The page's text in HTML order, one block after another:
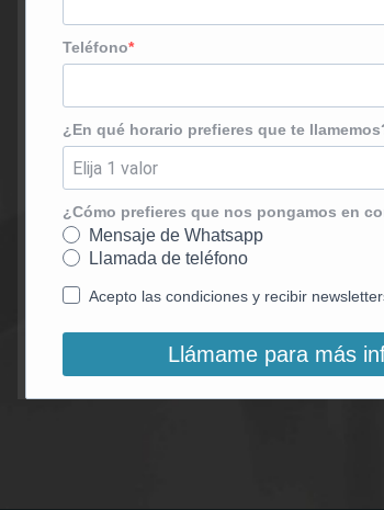
Teléfono
¿En qué horario prefieres que te
¿Cómo prefieres que nos pongamos en
Mensaje de Whatsapp
Llamada de teléfono
Acepto las condiciones y recibir
Llámame para más